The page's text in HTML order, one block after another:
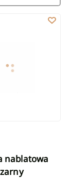
Elara, biały
VITORIA